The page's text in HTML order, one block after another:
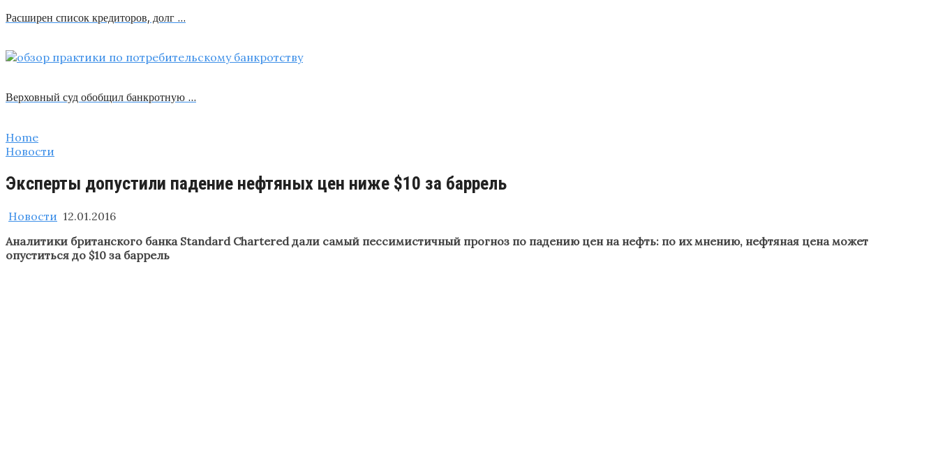
Расширен список кредиторов, долг …
Верховный суд обобщил банкротную …
Home
Новости
Эксперты допустили падение нефтяных цен ниже $10 за баррель
Новости 12.01.2016
Аналитики британского банка Standard Chartered дали самый пессимистичный прогноз по падению цен на нефть: по их мнению, нефтяная цена может
опуститься до $10 за баррель